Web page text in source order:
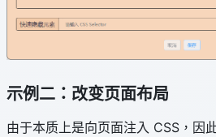
示例二：改变页面布局
由于本质上是向页面注入 CSS，因